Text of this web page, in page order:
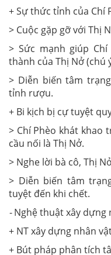
+ Sự thức tỉnh của Chí
> Cuộc gặp gỡ với Thị
> Sức mạnh giúp
thành của Thị Nở (chú
> Diễn biến tâm
tỉnh rượu.
+ Bi kịch bị cự tuyệt
> Chí Phèo khát khao
cầu nối là Thị Nở.
> Nghe lời bà cô, Thị
> Diễn biến tâm
tuyệt đến khi chết.
-Nghệ thuật xây dựng
+ NT xây dựng nhân
+ Bút pháp phân tích